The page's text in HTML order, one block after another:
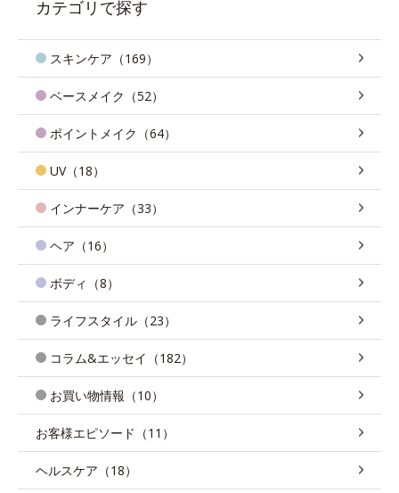
カテゴリで探す
スキンケア（169）
ベースメイク（52）
ポイントメイク（64）
UV（18）
インナーケア（33）
ヘア（16）
ボディ（8）
ライフスタイル（23）
コラム&エッセイ（182）
お買い物情報（10）
お客様エピソード（11）
ヘルスケア（18）